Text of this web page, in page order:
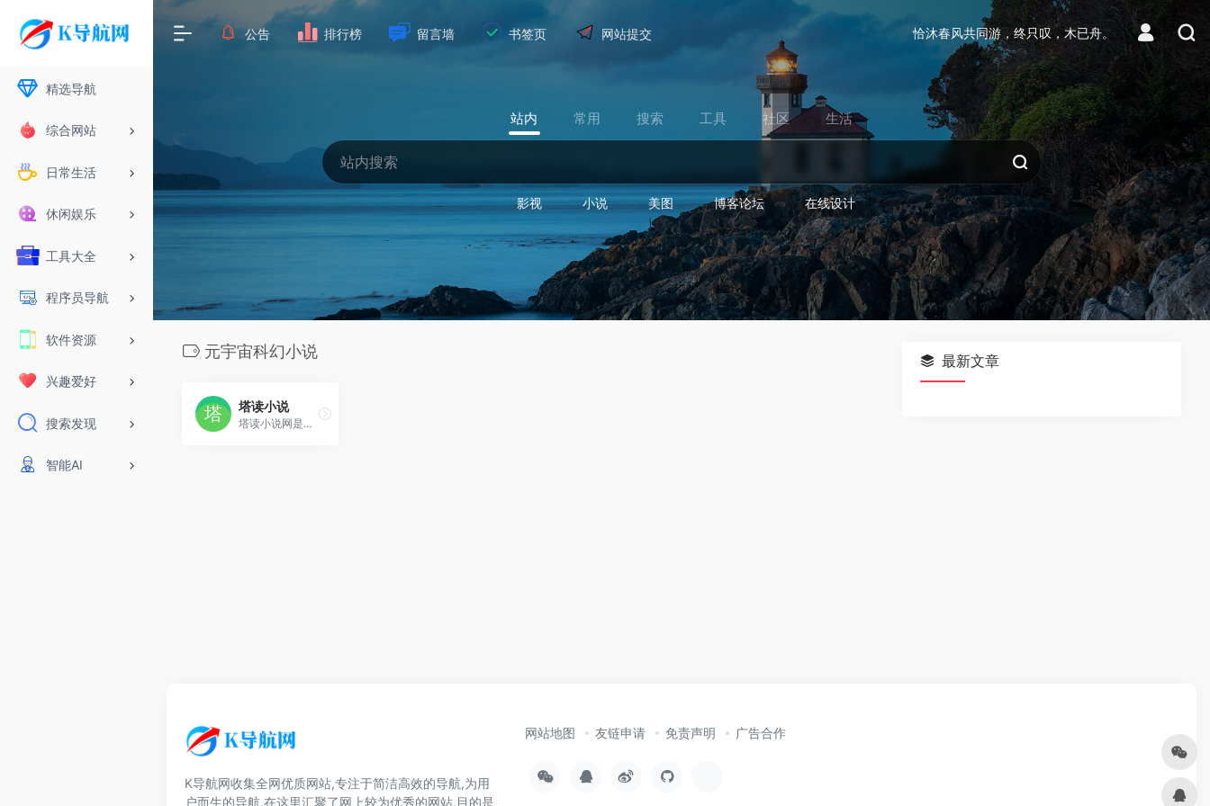
精选导航
综合网站
日常生活
休闲娱乐
工具大全
程序员导航
软件资源
兴趣爱好
搜索发现
智能AI
公告 排行榜 留言墙 书签页 网站提交 恰沐春风共同游，终只叹，木已舟。
站内 常用 搜索 工具 社区 生活
影视 小说 美图 博客论坛 在线设计
元宇宙科幻小说
塔读小说
塔读小说网是专注于精品原创的免费小说阅读网站，提供原创小说完全无广告在线阅读服务，主要小说类型包含：脑洞小说、玄幻小说、仙侠小说、武侠小说、网游小说、都市小说、
最新文章
K导航网收集全网优质网站,专注于简洁高效的导航,为用
户而生的导航,在这里汇聚了网上较为优秀的网站,目的是
网站地图 友链申请 免责声明 广告合作